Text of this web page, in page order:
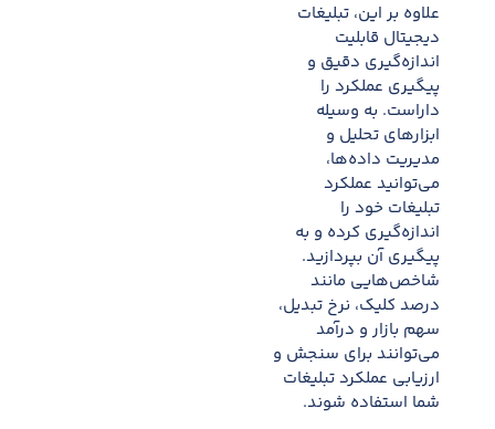
علاوه بر این، تبلیغات
دیجیتال قابلیت
اندازه‌گیری دقیق و
پیگیری عملکرد را
داراست. به وسیله
ابزارهای تحلیل و
مدیریت داده‌ها،
می‌توانید عملکرد
تبلیغات خود را
اندازه‌گیری کرده و به
پیگیری آن بپردازید.
شاخص‌هایی مانند
درصد کلیک، نرخ تبدیل،
سهم بازار و درآمد
می‌توانند برای سنجش و
ارزیابی عملکرد تبلیغات
شما استفاده شوند.